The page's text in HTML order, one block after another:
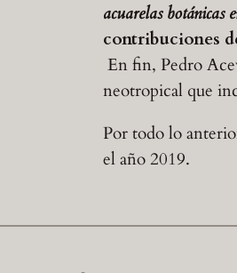
acuarelas botánicas
contribuciones
En fin, Pedro
neotropical que
Por todo lo
el año 2019.